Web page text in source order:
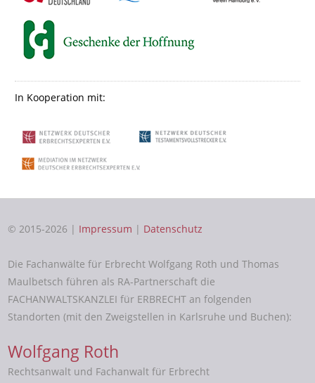
In Kooperation mit:
© 2015-2026 | Impressum | Datenschutz
Die Fachanwälte für Erbrecht Wolfgang Roth und Thomas
Maulbetsch führen als RA-Partnerschaft die
FACHANWALTSKANZLEI für ERBRECHT an folgenden
Standorten (mit den Zweigstellen in Karlsruhe und Buchen):
Wolfgang Roth
Rechtsanwalt und Fachanwalt für Erbrecht